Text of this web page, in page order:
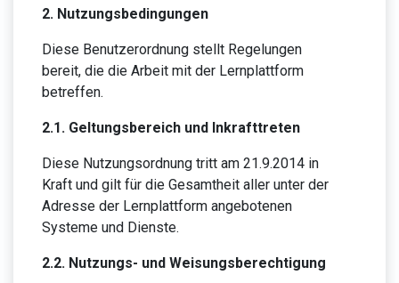
2. Nutzungsbedingungen
Diese Benutzerordnung stellt Regelungen
bereit, die die Arbeit mit der Lernplattform
betreffen.
2.1. Geltungsbereich und Inkrafttreten
Diese Nutzungsordnung tritt am 21.9.2014 in
Kraft und gilt für die Gesamtheit aller unter der
Adresse der Lernplattform angebotenen
Systeme und Dienste.
2.2. Nutzungs- und Weisungsberechtigung